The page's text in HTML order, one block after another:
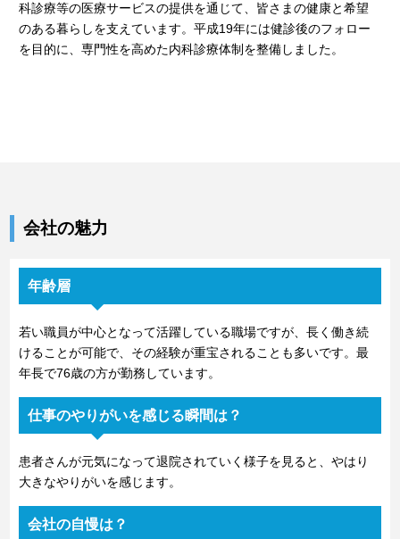
科診療等の医療サービスの提供を通じて、皆さまの健康と希望
のある暮らしを支えています。平成19年には健診後のフォロー
を目的に、専門性を高めた内科診療体制を整備しました。
会社の魅力
年齢層
若い職員が中心となって活躍している職場ですが、長く働き続
けることが可能で、その経験が重宝されることも多いです。最
年長で76歳の方が勤務しています。
仕事のやりがいを感じる瞬間は？
患者さんが元気になって退院されていく様子を見ると、やはり
大きなやりがいを感じます。
会社の自慢は？